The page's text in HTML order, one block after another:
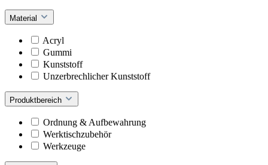
Material
Acryl
Gummi
Kunststoff
Unzerbrechlicher Kunststoff
Produktbereich
Ordnung & Aufbewahrung
Werktischzubehör
Werkzeuge